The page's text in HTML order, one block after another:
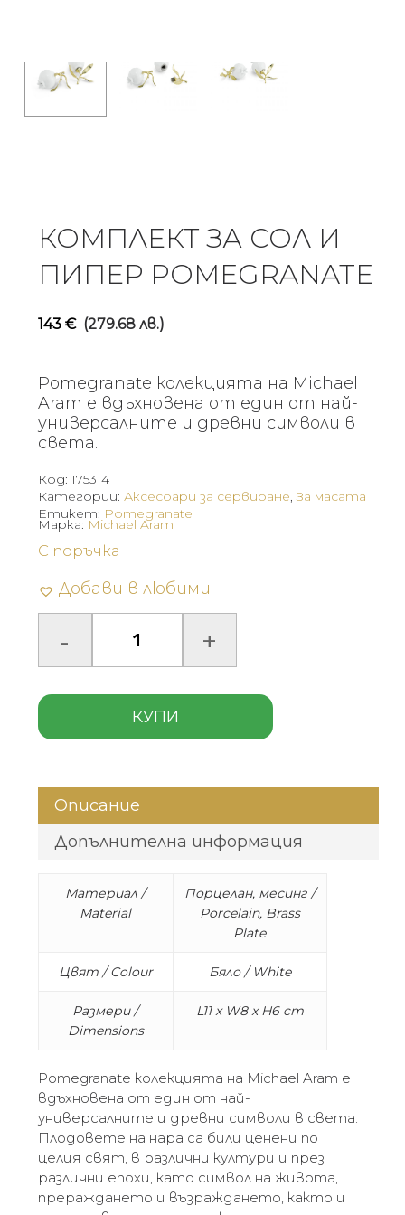
КОМПЛЕКТ ЗА СОЛ И
ПИПЕР POMEGRANATE
143 € (279.68 лв.)
Pomegranate колекцията на Michael
Aram е вдъхновена от един от най-
универсалните и древни символи в
света.
Код:175314
Категории: Аксесоари за сервиране,За масата
Етикет: Pomegranate
С поръчка
Добави в любими
КУПИ
Марка: Michael Aram
Описание
Допълнителна информация
Материал /
Material
Порцелан, месинг /
Porcelain, Brass
Plate
Цвят / Colour Бяло / White
Размери /
Dimensions
L11 x W8 x H6 cm
Pomegranate колекцията на Michael Aram е
вдъхновена от един от най-
универсалните и древни символи в света.
Плодовете на нара са били ценени по
целия свят, в различни култури и през
различни епохи, като символ на живота,
прераждането и възраждането, както и